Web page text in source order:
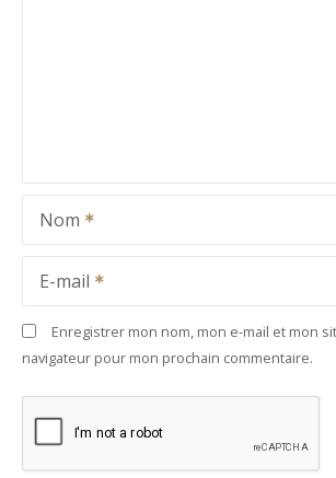
Nom
E-mail
Enregistrer mon nom, mon e-mail et mon
navigateur pour mon prochain commentaire.